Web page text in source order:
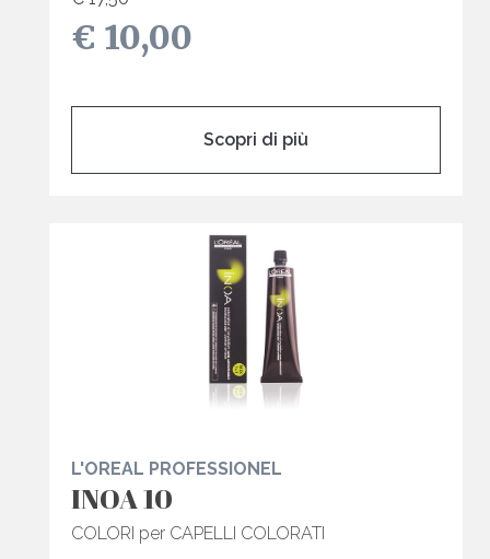
€ 10,00
Scopri di più
L'OREAL PROFESSIONEL
INOA 10
COLORI per CAPELLI COLORATI